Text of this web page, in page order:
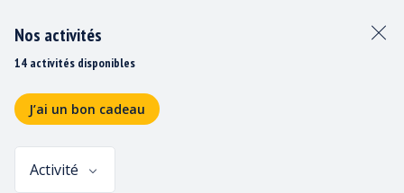
J’ai un bon cadeau
Nos activités
14 activités disponibles
Activité